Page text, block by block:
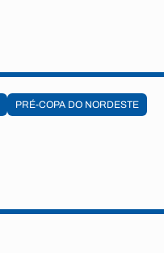
PRÉ-COPA DO NORDESTE